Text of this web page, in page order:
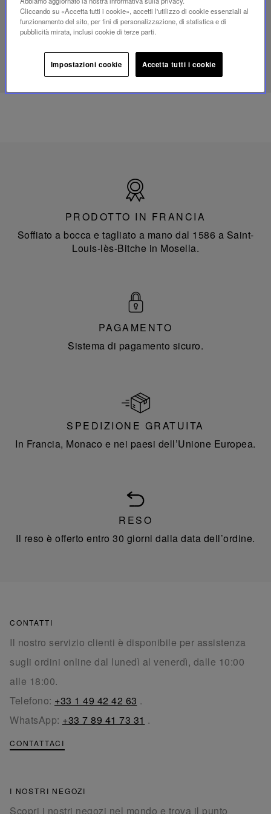
SCOPRI IL NOSTRO SAVOIR-FAIRE
mini
Folia
Francia
PRODOTTO IN FRANCIA
Soffiato a bocca e tagliato a mano dal 1586 a Saint-
Louis-lès-Bitche in Mosella.
PAGAMENTO
Sistema di pagamento sicuro.
SPEDIZIONE GRATUITA
In Francia, Monaco e nei paesi dell’Unione Europea.
RESO
Il reso è offerto entro 30 giorni dalla data dell’ordine.
CONTATTI
Il nostro servizio clienti è disponibile per assistenza
sugli ordini online dal lunedì al venerdì, dalle 10:00
alle 18:00.
Telefono: +33 1 49 42 42 63 .
WhatsApp: +33 7 89 41 73 31 .
CONTATTACI
I NOSTRI NEGOZI
Scopri i nostri negozi nel mondo e trova il punto
Cliccando su «Accetta tutti i cookie», accetti l'utilizzo di cookie essenziali al
funzionamento del sito, per fini di personalizzazione, di statistica e di
pubblicità mirata, inclusi cookie di terze parti.
Impostazioni cookie Accetta tutti i cookie